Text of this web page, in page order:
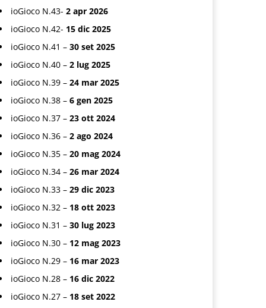
ioGioco N.43- 2 apr 2026
ioGioco N.42- 15 dic 2025
ioGioco N.41 – 30 set 2025
ioGioco N.40 – 2 lug 2025
ioGioco N.39 – 24 mar 2025
ioGioco N.38 – 6 gen 2025
ioGioco N.37 – 23 ott 2024
ioGioco N.36 – 2 ago 2024
ioGioco N.35 – 20 mag 2024
ioGioco N.34 – 26 mar 2024
ioGioco N.33 – 29 dic 2023
ioGioco N.32 – 18 ott 2023
ioGioco N.31 – 30 lug 2023
ioGioco N.30 – 12 mag 2023
ioGioco N.29 – 16 mar 2023
ioGioco N.28 – 16 dic 2022
ioGioco N.27 – 18 set 2022